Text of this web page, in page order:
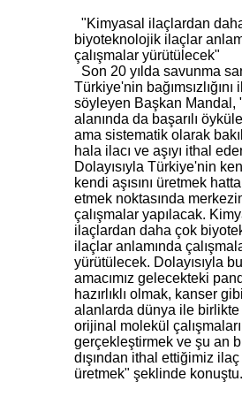
"Kimyasal ilaçlardan
biyoteknolojik ilaçlar
çalışmalar yürütülecek"
Son 20 yılda savunma
Türkiye'nin
söyleyen Başkan Mandal,
alanında da başarılı
ama sistematik olarak
hala ilacı ve aşıyı ithal
Dolayısıyla Türkiye'nin
kendi aşısını üretmek
etmek noktasında
çalışmalar yapılacak.
ilaçlardan daha çok
ilaçlar anlamında
yürütülecek. Dolayısıyla
amacımız gelecekteki
hazırlıklı olmak, kanser
alanlarda dünya ile birlikte
orijinal molekül çalışmaları
gerçekleştirmek ve şu an
dışından ithal ettiğimiz ilaç
üretmek" şeklinde konuştu.